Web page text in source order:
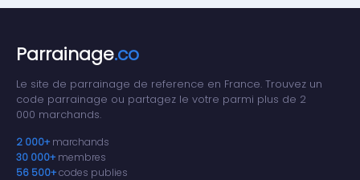
Parrainage.co
Le site de parrainage de reference en France. Trouvez un
code parrainage ou partagez le votre parmi plus de 2
000 marchands.
2 000+ marchands
30 000+ membres
56 500+codes publies